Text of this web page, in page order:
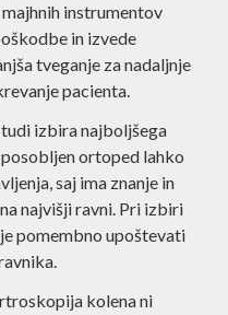
instrumentov
in izvede
tveganje za nadaljnje
pacienta.
izbira najboljšega
ortoped lahko
saj ima znanje in
najvišji ravni. Pri izbiri
pomembno upoštevati
kolena ni